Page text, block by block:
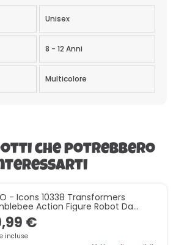
Unisex
8 - 12 Anni
Multicolore
che potrebbero
- Icons 10338 Transformers
Action Figure Robot Da
Kit Modellismo A Tema
Convertibile
€
incluse